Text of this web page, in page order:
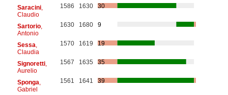
Saracini,
Claudio
1586 1630 30
Sartorio,
Antonio
1630 1680 9
Sessa
Claudia
1570 1619 19
Signoretti,
Aurelio
1567 1635 35
Sponga
Gabriel
1561 1641 39